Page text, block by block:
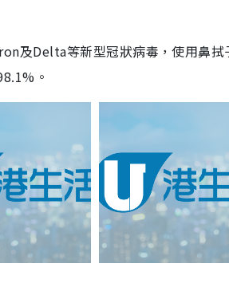
及Delta等新型冠狀病毒，使用鼻拭
。